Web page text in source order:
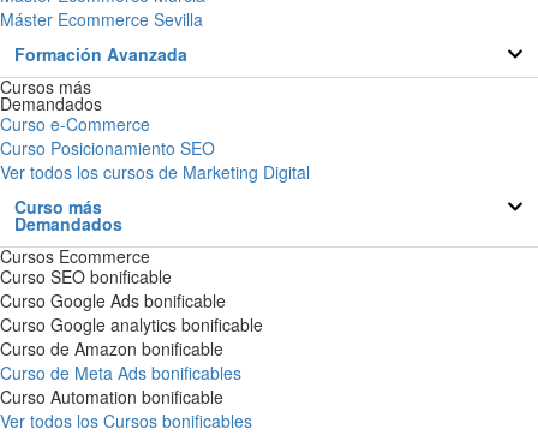
Máster Ecommerce Sevilla
Formación Avanzada
Cursos más
Demandados
Curso e-Commerce
Curso Posicionamiento SEO
Ver todos los cursos de Marketing Digital
Curso más
Demandados
Cursos Ecommerce
Curso SEO bonificable
Curso Google Ads bonificable
Curso Google analytics bonificable
Curso de Amazon bonificable
Curso de Meta Ads bonificables
Curso Automation bonificable
Ver todos los Cursos bonificables